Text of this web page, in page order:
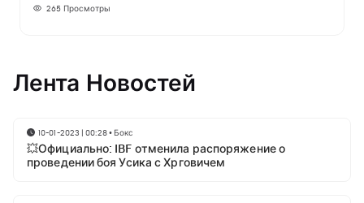
265 Просмотры
Лента Новостей
10-01-2023 | 00:28• Бокс
💥Официально: IBF отменила распоряжение о
проведении боя Усика с Хрговичем